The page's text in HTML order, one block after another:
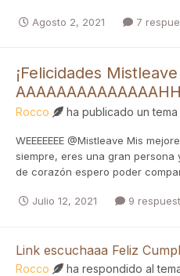
Agosto 2, 2021 7
¡Felicidades Mistleave
Rocco ha publicado un tema
WEEEEEEE @Mistleave Mis
siempre, eres una gran persona
de corazón espero poder
Julio 12, 2021 9
Link escuchaaa Feliz
Rocco ha respondido al